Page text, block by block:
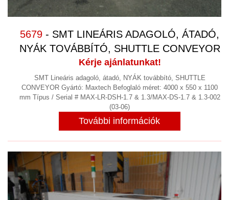
VEGYIPAR
VENTILÁTOROK (11)
VIBRÁCIÓS KOPTATÓ SORJÁZÓ (13)
VILLANYMOTOR GYÁRTÁS
VILLANYMOTOROK (33)
KAPCSOLAT
5679 - SMT LINEÁRIS ADAGOLÓ, ÁTADÓ,
NYÁK TOVÁBBÍTÓ, SHUTTLE CONVEYOR
Kérje ajánlatunkat!
SMT Lineáris adagoló, átadó, NYÁK továbbító, SHUTTLE
CONVEYOR Gyártó: Maxtech Befoglaló méret: 4000 x 550 x 1100
mm Típus / Serial # MAX-LR-DSH-1.7 & 1.3/MAX-DS-1.7 & 1.3-002
(03-06)
További információk